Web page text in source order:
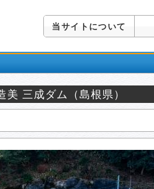
当サイトについて
三成ダム（島根県）